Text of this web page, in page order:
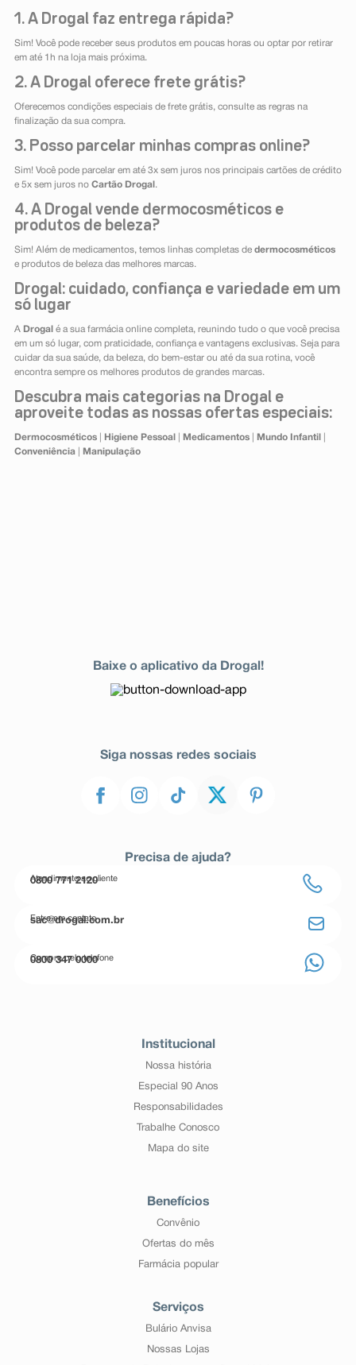
1. A Drogal faz entrega rápida?
Sim! Você pode receber seus produtos em poucas horas ou optar por retirar
em até 1h na loja mais próxima.
2. A Drogal oferece frete grátis?
Oferecemos condições especiais de frete grátis, consulte as regras na
finalização da sua compra.
3. Posso parcelar minhas compras online?
Sim! Você pode parcelar em até 3x sem juros nos principais cartões de crédito
e 5x sem juros no Cartão Drogal .
4. A Drogal vende dermocosméticos e
produtos de beleza?
Sim! Além de medicamentos, temos linhas completas de dermocosméticos
e produtos de beleza das melhores marcas.
Drogal: cuidado, confiança e variedade em um
só lugar
A Drogal é a sua farmácia online completa, reunindo tudo o que você precisa
em um só lugar, com praticidade, confiança e vantagens exclusivas. Seja para
cuidar da sua saúde, da beleza, do bem-estar ou até da sua rotina, você
encontra sempre os melhores produtos de grandes marcas.
Descubra mais categorias na Drogal e
aproveite todas as nossas ofertas especiais:
Dermocosméticos| Higiene Pessoal Medicamentos| Mundo Infantil
Conveniência| Manipulação
Baixe o aplicativo da Drogal!
Siga nossas redes sociais
Precisa de ajuda?
Atendimento ao cliente
0800 771 2120
Entre em contato
sac@drogal.com.br
Compre pelo telefone
0800 347 0000
Institucional
Nossa história
Especial 90 Anos
Responsabilidades
Trabalhe Conosco
Mapa do site
Benefícios
Convênio
Ofertas do mês
Farmácia popular
Serviços
Bulário Anvisa
Nossas Lojas